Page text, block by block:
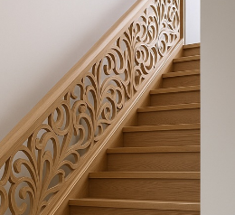
ЗD ПРОЕКТбесплатно!
Лестница на
металлокаркасе
обшивку деревом
Москве